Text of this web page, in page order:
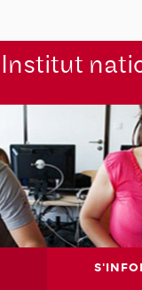
Institut